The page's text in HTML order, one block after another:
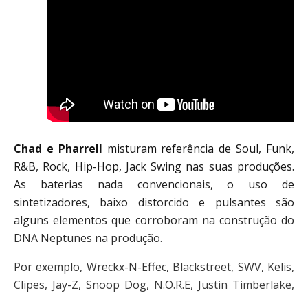
Chad e Pharrell misturam referência de Soul, Funk,
R&B, Rock, Hip-Hop, Jack Swing nas suas produções.
As baterias nada convencionais, o uso de
sintetizadores, baixo distorcido e pulsantes são
alguns elementos que corroboram na construção do
DNA Neptunes na produção.
Por exemplo, Wreckx-N-Effec, Blackstreet, SWV, Kelis,
Clipes, Jay-Z, Snoop Dog, N.O.R.E, Justin Timberlake,